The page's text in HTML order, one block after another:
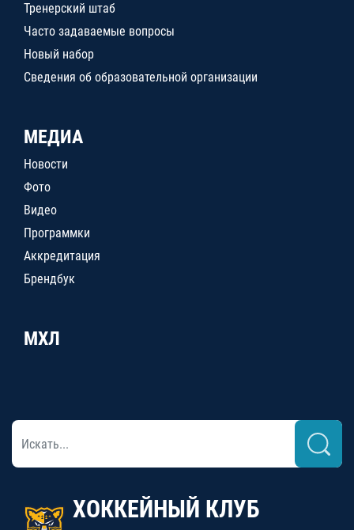
Тренерский штаб
Часто задаваемые вопросы
Новый набор
Сведения об образовательной организации
МЕДИА
Новости
Фото
Видео
Программки
Аккредитация
Брендбук
МХЛ
ХОККЕЙНЫЙ КЛУБ